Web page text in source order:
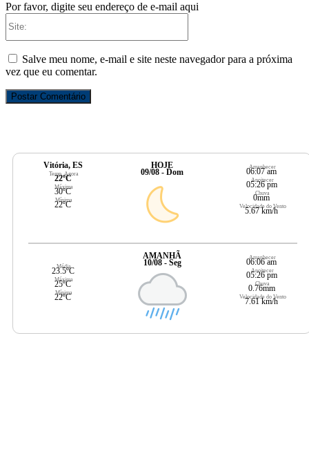
Por favor, digite seu endereço de e-mail aqui
Salve meu nome, e-mail e site neste navegador para a próxima
vez que eu comentar.
Vitória, ES
Temp. Agora
22ºC
Máxima
30ºC
Mínima
22ºC
HOJE
09/08 - Dom
Amanhecer
06:07 am
Anoitecer
05:26 pm
Chuva
0mm
Velocidade do Vento
5.67 km/h
Média
23.5ºC
Máxima
25ºC
Mínima
22ºC
AMANHÃ
10/08 - Seg
Amanhecer
06:06 am
Anoitecer
05:26 pm
Chuva
0.76mm
Velocidade do Vento
7.61 km/h